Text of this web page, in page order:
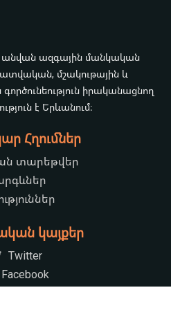
ազգային մանկական
մշակութային և
իրականացնող
է Երևանում։
Հղումներ
տարեթվեր
կայքեր
Twitter
Facebook